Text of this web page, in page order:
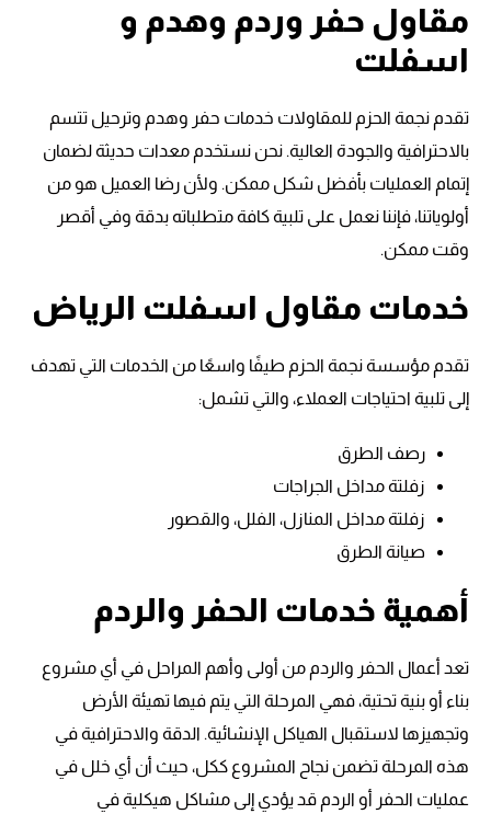
مقاول حفر وردم وهدم و
اسفلت
تقدم نجمة الحزم للمقاولات خدمات حفر وهدم وترحيل تتسم
بالاحترافية والجودة العالية. نحن نستخدم معدات حديثة لضمان
إتمام العمليات بأفضل شكل ممكن. ولأن رضا العميل هو من
أولوياتنا، فإننا نعمل على تلبية كافة متطلباته بدقة وفي أقصر
وقت ممكن.
خدمات مقاول اسفلت الرياض
تقدم مؤسسة نجمة الحزم طيفًا واسعًا من الخدمات التي تهدف
إلى تلبية احتياجات العملاء، والتي تشمل:
رصف الطرق
زفلتة مداخل الجراجات
زفلتة مداخل المنازل، الفلل، والقصور
صيانة الطرق
أهمية خدمات الحفر والردم
تعد أعمال الحفر والردم من أولى وأهم المراحل في أي مشروع
بناء أو بنية تحتية، فهي المرحلة التي يتم فيها تهيئة الأرض
وتجهيزها لاستقبال الهياكل الإنشائية. الدقة والاحترافية في
هذه المرحلة تضمن نجاح المشروع ككل، حيث أن أي خلل في
عمليات الحفر أو الردم قد يؤدي إلى مشاكل هيكلية في